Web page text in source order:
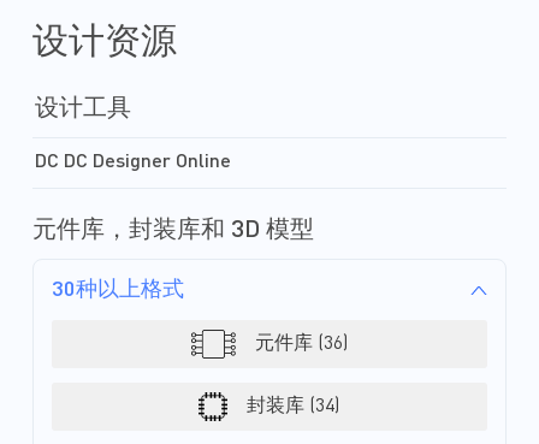
设计资源
设计工具
DC DC Designer Online
元件库，封装库和 3D 模型
30种以上格式
元件库 (36)
封装库 (34)